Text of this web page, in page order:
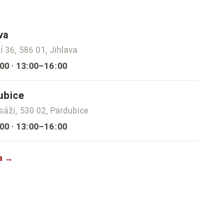
36, 586 01, Jihlava
· 13:00–16:00
530 02, Pardubice
· 13:00–16:00
→